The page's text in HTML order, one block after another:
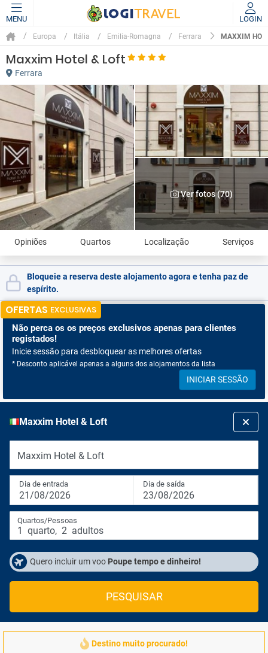
MENU LOGIN
Europa Itália Emilia-Romagna Ferrara MAXXIM
Maxxim Hotel & Loft
Ferrara
Ver fotos (70)
Opiniões Quartos Localização Serviços
Bloqueie a reserva deste alojamento agora e tenha paz de
espírito.
OFERTAS EXCLUSIVAS
Não perca os os preços exclusivos apenas para clientes
registados!
Inicie sessão para desbloquear as melhores ofertas
* Desconto aplicável apenas a alguns dos alojamentos da lista
INICIAR SESSÃO
Maxxim Hotel & Loft
Maxxim Hotel & Loft
Dia de entrada
21/08/2026
Dia de saída
23/08/2026
Quartos/Pessoas
1 quarto, 2 adultos
Quero incluir um voo Poupe tempo e dinheiro!
PESQUISAR
Destino muito procurado!